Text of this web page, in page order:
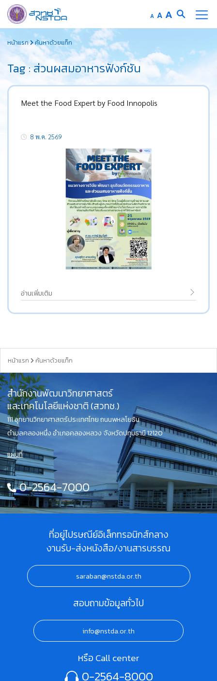
to
content
A Decrease
font
AReset
font
A Increase
font
หน้าแรก ค้นหาด้วยแท็ก
Tag : ส่วนผสมอาหารฟังก์ชัน
Meet the Food Expert by Food Innopolis
8 พ.ค. 2569
อ่านเพิ่มเติม
หน้าแรก ค้นหาด้วยแท็ก
สำนักงานพัฒนาวิทยาศาสตร์
และเทคโนโลยีแห่งชาติ (สวทช.)
111 อุทยานวิทยาศาสตร์ประเทศไทย ถนนพหลโยธิน
ตำบลคลองหนึ่ง อำเภอคลองหลวง จังหวัดปทุมธานี 12120
แผนที่
0-2564-7000
ที่อยู่ไปรษณีย์อิเล็กทรอนิกส์กลาง
งานรับ-ส่งหนังสือ/งานสารบรรณ
saraban@nstda.or.th
สอบถามข้อมูลทั่วไป
info@nstda.or.th
หรือ Call center
0-2564-8000